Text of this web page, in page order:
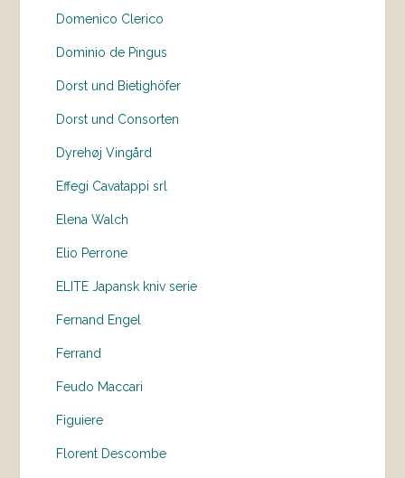
Domenico Clerico
Dominio de Pingus
Dorst und Bietighöfer
Dorst und Consorten
Dyrehøj Vingård
Effegi Cavatappi srl
Elena Walch
Elio Perrone
ELITE Japansk kniv serie
Fernand Engel
Ferrand
Feudo Maccari
Figuiere
Florent Descombe